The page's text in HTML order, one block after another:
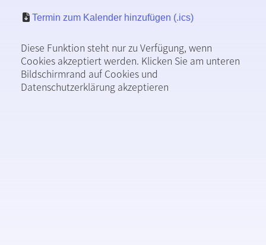
Termin zum Kalender hinzufügen (.ics)
Diese Funktion steht nur zu Verfügung, wenn
Cookies akzeptiert werden. Klicken Sie am unteren
Bildschirmrand auf Cookies und
Datenschutzerklärung akzeptieren